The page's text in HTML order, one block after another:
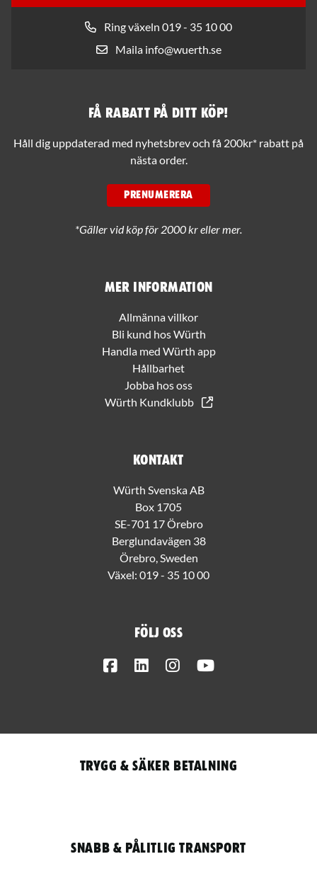
Ring växeln 019 - 35 10 00
Maila info@wuerth.se
Mer information
Allmänna villkor
Bli kund hos Würth
Handla med Würth app
Hållbarhet
Jobba hos oss
Würth Kundklubb
Kontakt
Würth Svenska AB
Box 1705
SE-701 17 Örebro
Berglundavägen 38
Örebro, Sweden
Växel: 019 - 35 10 00
Följ oss
FacebookLinkedInInstagram
Få rabatt på ditt köp!
Håll dig uppdaterad med nyhetsbrev och få 200kr* rabatt på
nästa order.
PRENUMERERA
*Gäller vid köp för 2000 kr eller mer.
Trygg & säker betalning
Snabb & pålitlig transport